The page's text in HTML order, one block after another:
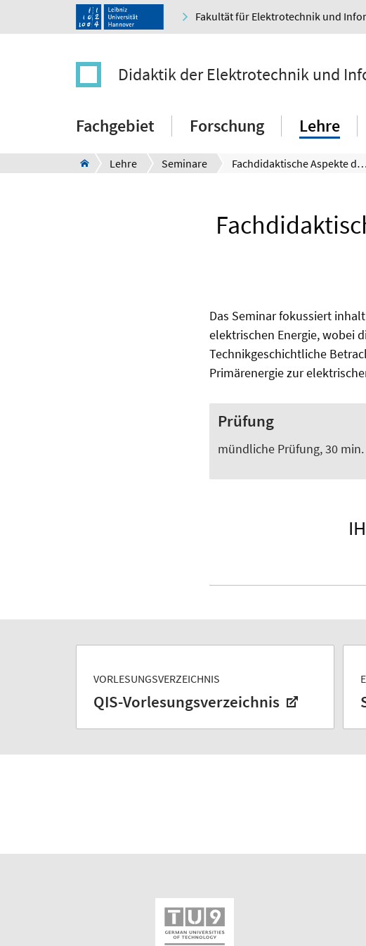
Fakultät für Elektrotechnik und
Didaktik der Elektrotechnik und
Fachgebiet Forschung Lehre
Lehre Seminare Fachdidaktische Aspekte der Installationstechnik
Das Seminar fokussiert
elektrischen Energie, wobei
Technikgeschichtliche
Primärenergie zur
Prüfung
mündliche Prüfung, 30 min.
VORLESUNGSVERZEICHNIS
QIS-Vorlesungsverzeichnis